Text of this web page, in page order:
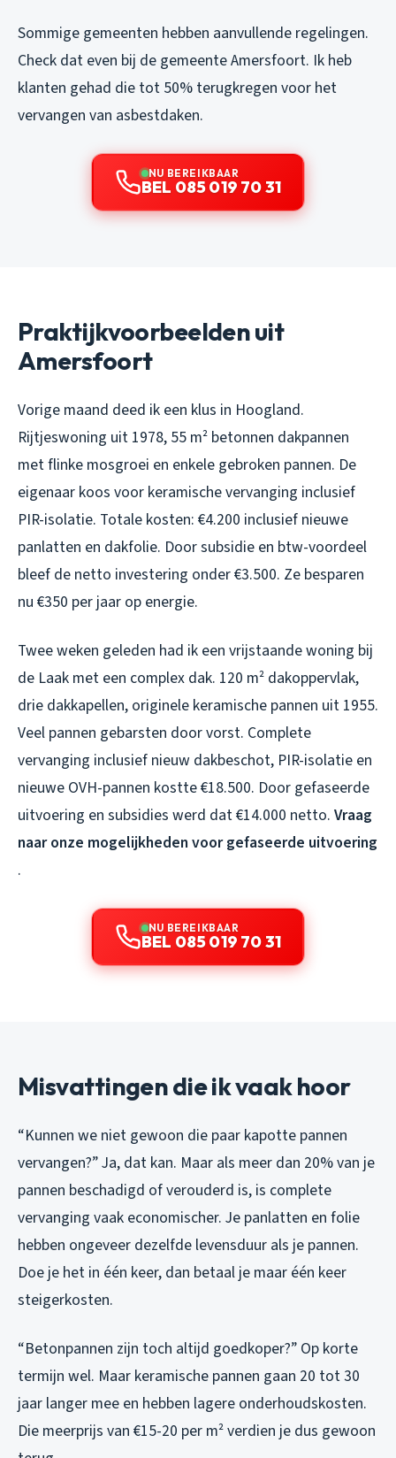
Sommige gemeenten hebben aanvullende regelingen.
Check dat even bij de gemeente Amersfoort. Ik heb
klanten gehad die tot 50% terugkregen voor het
vervangen van asbestdaken.
NU BEREIKBAAR
BEL 085 019 70 31
Praktijkvoorbeelden uit
Amersfoort
Vorige maand deed ik een klus in Hoogland.
Rijtjeswoning uit 1978, 55 m² betonnen dakpannen
met flinke mosgroei en enkele gebroken pannen. De
eigenaar koos voor keramische vervanging inclusief
PIR-isolatie. Totale kosten: €4.200 inclusief nieuwe
panlatten en dakfolie. Door subsidie en btw-voordeel
bleef de netto investering onder €3.500. Ze besparen
nu €350 per jaar op energie.
Twee weken geleden had ik een vrijstaande woning bij
de Laak met een complex dak. 120 m² dakoppervlak,
drie dakkapellen, originele keramische pannen uit 1955.
Veel pannen gebarsten door vorst. Complete
vervanging inclusief nieuw dakbeschot, PIR-isolatie en
nieuwe OVH-pannen kostte €18.500. Door gefaseerde
uitvoering en subsidies werd dat €14.000 netto. Vraag
naar onze mogelijkheden voor gefaseerde uitvoering
.
NU BEREIKBAAR
BEL 085 019 70 31
Misvattingen die ik vaak hoor
“Kunnen we niet gewoon die paar kapotte pannen
vervangen?” Ja, dat kan. Maar als meer dan 20% van je
pannen beschadigd of verouderd is, is complete
vervanging vaak economischer. Je panlatten en folie
hebben ongeveer dezelfde levensduur als je pannen.
Doe je het in één keer, dan betaal je maar één keer
steigerkosten.
“Betonpannen zijn toch altijd goedkoper?” Op korte
termijn wel. Maar keramische pannen gaan 20 tot 30
jaar langer mee en hebben lagere onderhoudskosten.
Die meerprijs van €15-20 per m² verdien je dus gewoon